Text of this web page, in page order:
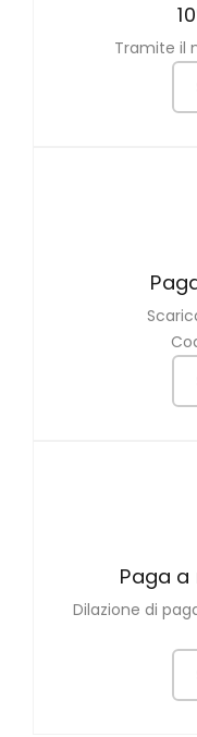
Tramite il
Paga a
Dilazione di